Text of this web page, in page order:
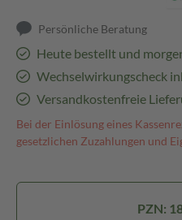
Persönliche Beratung
Heute bestellt und
Wechselwirkungscheck
Versandkostenfreie
Bei der Einlösung eines
gesetzlichen Zuzahlungen und
PZN: